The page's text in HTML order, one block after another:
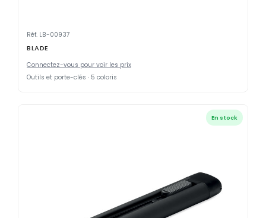
Réf. LB-00937
BLADE
Connectez-vous pour voir les prix
Outils et porte-clés · 5 coloris
En stock